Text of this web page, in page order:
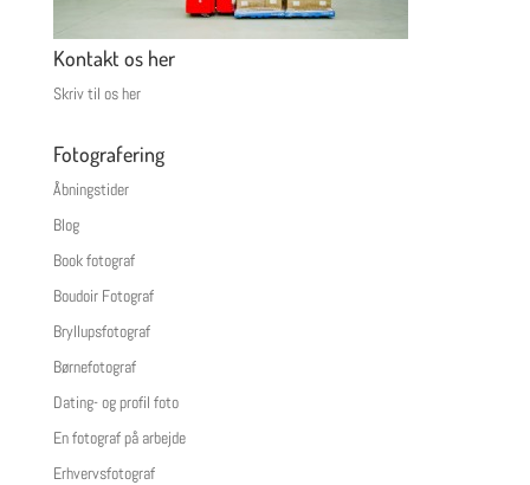
Kontakt os her
Skriv til os her
Fotografering
Åbningstider
Blog
Book fotograf
Boudoir Fotograf
Bryllupsfotograf
Børnefotograf
Dating- og profil foto
En fotograf på arbejde
Erhvervsfotograf